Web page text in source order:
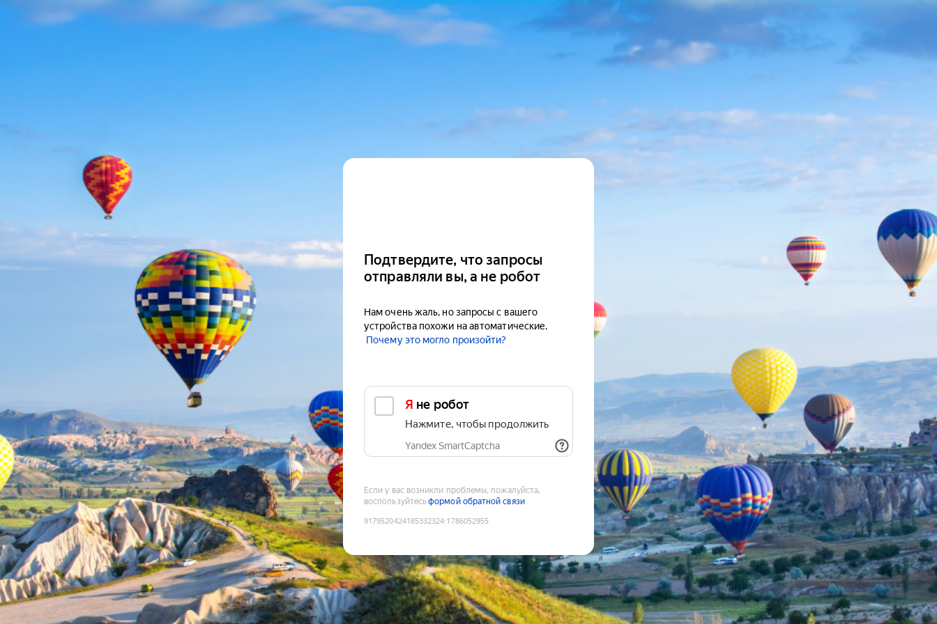
Подтвердите, что запросы
отправляли вы, а не робот
Нам очень жаль, но запросы с вашего
устройства похожи на автоматические.
Почему это могло произойти?
Я не робот
Нажмите, чтобы продолжить
Yandex SmartCaptcha
Если у вас возникли проблемы, пожалуйста,
воспользуйтесьформой обратной связи
9179520424185332324:1786052955